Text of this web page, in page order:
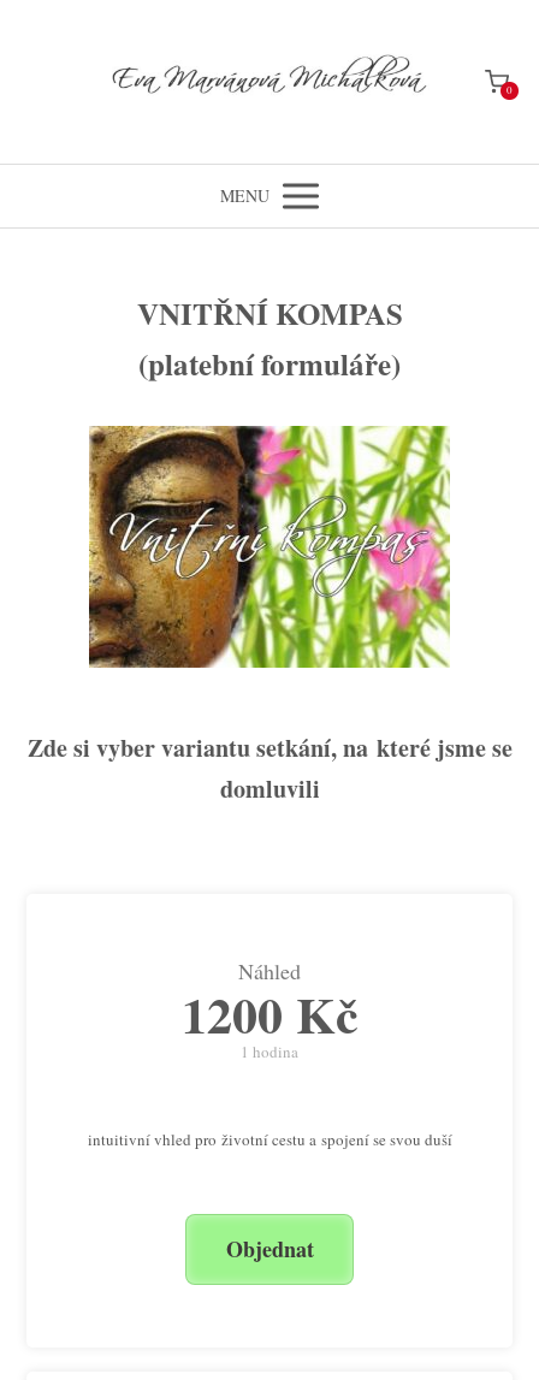
0
MENU
VNITŘNÍ KOMPAS
(platební formuláře)
Zde si vyber variantu setkání, na které jsme se
domluvili
Náhled
1200 Kč
1 hodina
intuitivní vhled pro životní cestu a spojení se svou duší
Objednat